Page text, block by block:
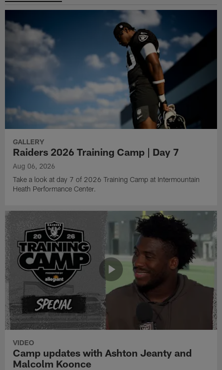
GALLERY
Raiders 2026 Training Camp | Day 7
Aug 06, 2026
Take a look at day 7 of 2026 Training Camp at Intermountain
Heath Performance Center.
VIDEO
Camp updates with Ashton Jeanty and
Malcolm Koonce